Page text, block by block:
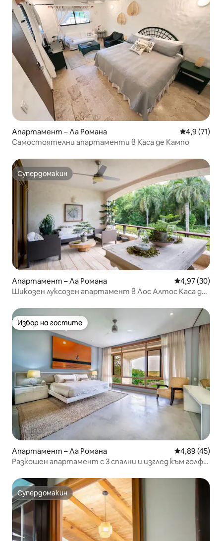
Апартамент – Ла Романа Средна
4,9 (71)
Самостоятелни апартаменти в Каса де Кампо
Супердомакин
Супердомакин
Апартамент – Ла Романа Средна
4,97 (30)
Шикозен луксозен апартамент в Лос Алтос Каса де
Избор на гостите
Избор на гостите
Апартамент – Ла Романа Средна
4,89 (45)
Разкошен апартамент с 3 спални и изглед към голф
Супердомакин
Супердомакин